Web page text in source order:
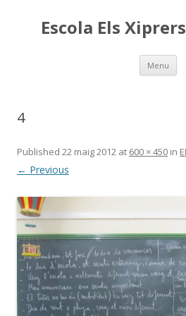
Escola Els
Menu
4
Published 22 maig 2012 at 600 × 450 in
← Previous